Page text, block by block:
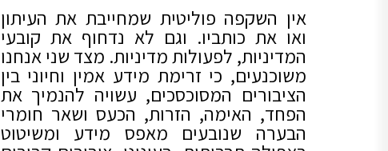
אין השקפה פוליטית שמחייבת את העיתון
ואו את כותביו. וגם לא נדחוף את קובעי
המדיניות, לפעולות מדיניות. מצד שני אנחנו
משוכנעים, כי זרימת מידע אמין וחיוני בין
הציבורים המסוכסכים, עשויה להנמיך את
הפחד, האימה, הזרות, הכעס ושאר חומרי
הבערה שנובעים מאפס מידע ומשיטוט